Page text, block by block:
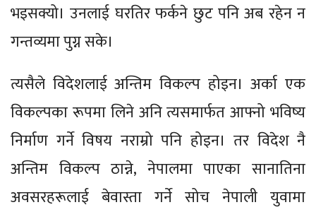
भइसक्यो। उनलाई घरतिर फर्कने छुट पनि अब रहेन न
गन्तव्यमा पुग्न सके।
त्यसैले विदेशलाई अन्तिम विकल्प होइन। अर्का एक
विकल्पका रूपमा लिने अनि त्यसमार्फत आफ्नो भविष्य
निर्माण गर्ने विषय नराम्रो पनि होइन। तर विदेश नै
अन्तिम विकल्प ठान्ने, नेपालमा पाएका सानातिना
अवसरहरूलाई बेवास्ता गर्ने सोच नेपाली युवामा